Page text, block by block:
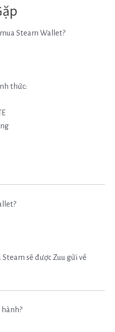
Steam Wallet?
thức:
sẽ được Zuu gửi về
hành?